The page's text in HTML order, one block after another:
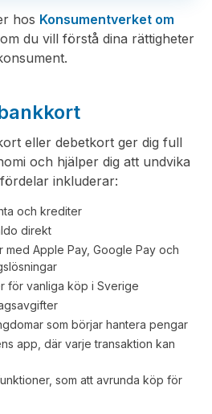
hos Konsumentverket om
om du vill förstå dina rättigheter
eller debetkort ger dig full
och hjälper dig att undvika
inkluderar:
och krediter
direkt
Apple Pay, Google Pay och
för vanliga köp i Sverige
som börjar hantera pengar
app, där varje transaktion kan
som att avrunda köp för